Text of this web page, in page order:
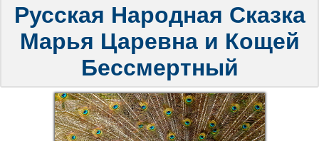
Русская Народная Сказка
Марья Царевна и Кощей
Бессмертный